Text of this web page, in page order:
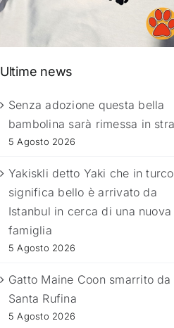
Ultime news
Senza adozione questa bella
bambolina sarà rimessa in
5 Agosto 2026
Yakiskli detto Yaki che in turco
significa bello è arrivato da
Istanbul in cerca di una nuova
famiglia
5 Agosto 2026
Gatto Maine Coon smarrito da
Santa Rufina
5 Agosto 2026